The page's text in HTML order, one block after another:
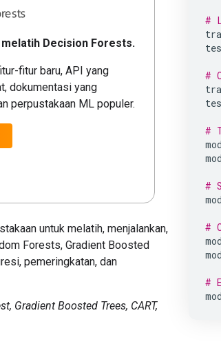
#
#
#
#
#
#
Decision Forests.
fitur baru, API yang
dokumentasi yang
perpustakaan ML populer.
untuk melatih, menjalankan,
Forests, Gradient Boosted
pemeringkatan, dan
Gradient Boosted Trees, CART,